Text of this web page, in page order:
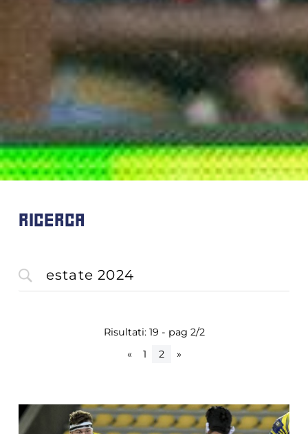
RICERCA
Risultati: 19 - pag 2/2
«
1 2 »